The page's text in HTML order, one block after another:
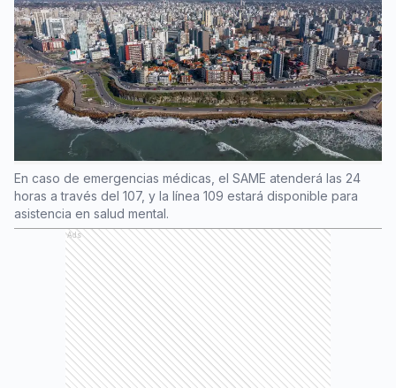
En caso de emergencias médicas, el SAME atenderá las 24
horas a través del 107, y la línea 109 estará disponible para
asistencia en salud mental.
Ads